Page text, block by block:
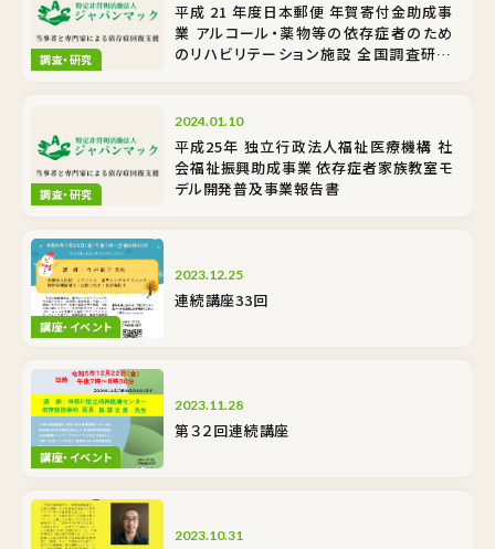
調査・研究
平成 21 年度日本郵便 年賀寄付金助成事
業 アルコール・薬物等の依存症者のため
のリハビリテーション施設 全国調査研究
調査・研究
2024.01.10
平成25年 独立行政法人福祉医療機構 社
会福祉振興助成事業 依存症者家族教室モ
デル開発普及事業報告書
講座・イベント
2023.12.25
連続講座33回
講座・イベント
2023.11.28
第３２回連続講座
2023.10.31